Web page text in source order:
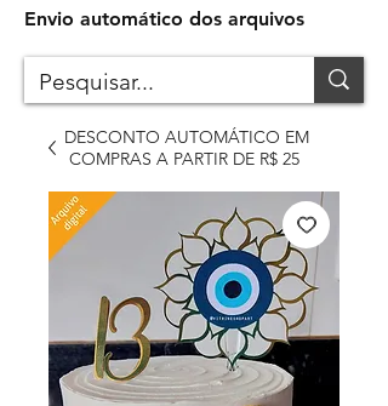
DESCONTO AUTOMÁTICO EM
COMPRAS A PARTIR DE R$ 25
Envio automático dos arquivos